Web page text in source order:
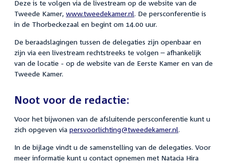
Deze is te volgen via de livestream op de website van de
Tweede Kamer, www.tweedekamer.nl. De persconferentie is
in de Thorbeckezaal en begint om 14.00 uur.
De beraadslagingen tussen de delegaties zijn openbaar en
zijn via een livestream rechtstreeks te volgen – afhankelijk
van de locatie - op de website van de Eerste Kamer en van de
Tweede Kamer.
Noot voor de redactie:
Voor het bijwonen van de afsluitende persconferentie kunt u
zich opgeven via persvoorlichting@tweedekamer.nl.
In de bijlage vindt u de samenstelling van de delegaties. Voor
meer informatie kunt u contact opnemen met Natacia Hira